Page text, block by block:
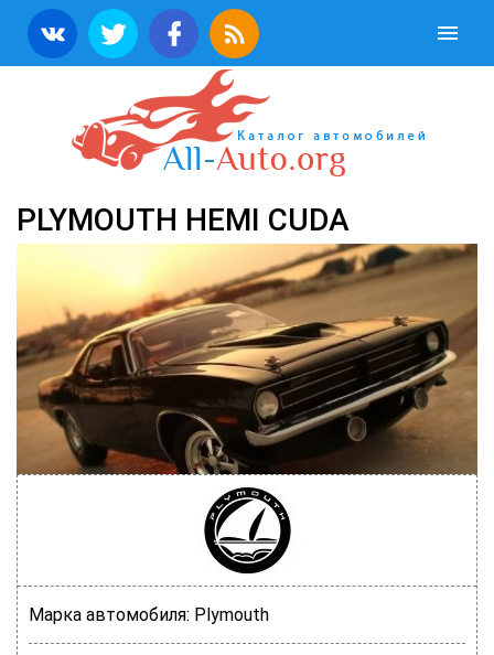
PLYMOUTH HEMI CUDA
Марка автомобиля: Plymouth